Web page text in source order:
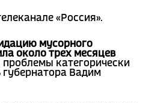
«Россия».
мусорного
около трех месяцев
категорически
губернатора Вадим